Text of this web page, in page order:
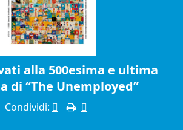
alla 500esima e ultima
di “The Unemployed”
Condividi: